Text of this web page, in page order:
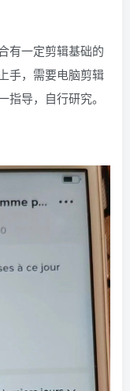
有一定剪辑基础的
手，需要电脑剪辑
导，自行研究。